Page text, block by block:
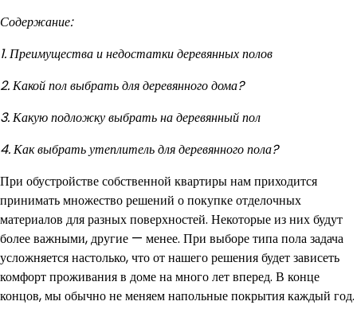
Содержание:
1. Преимущества и недостатки деревянных полов
2. Какой пол выбрать для деревянного дома?
3. Какую подложку выбрать на деревянный пол
4. Как выбрать утеплитель для деревянного пола?
При обустройстве собственной квартиры нам приходится
принимать множество решений о покупке отделочных
материалов для разных поверхностей. Некоторые из них будут
более важными, другие — менее. При выборе типа пола задача
усложняется настолько, что от нашего решения будет зависеть
комфорт проживания в доме на много лет вперед. В конце
концов, мы обычно не меняем напольные покрытия каждый год.